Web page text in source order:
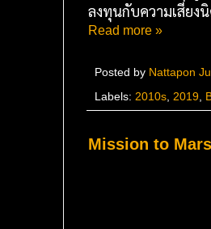
ลงทุนกับความเสี่ยง
Read more »
Posted by Nattapon
Labels: 2010s 2019
Mission to